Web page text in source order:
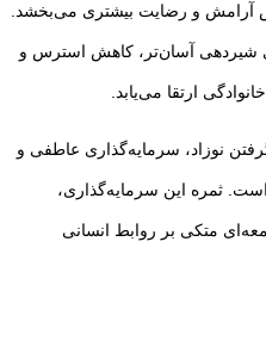
آرامش و رضایت بیشتری می‌بخشد.
شیردهی آسان‌تر، کاهش استرس و
ارتقا می‌یابد.
نوزاد، سرمایه‌گذاری عاطفی و
ثمره این سرمایه‌گذاری،
متکی بر روابط انسانی